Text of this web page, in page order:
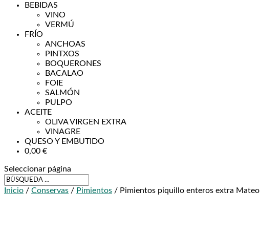
BEBIDAS
VINO
VERMÚ
FRÍO
ANCHOAS
PINTXOS
BOQUERONES
BACALAO
FOIE
SALMÓN
PULPO
ACEITE
OLIVA VIRGEN EXTRA
VINAGRE
QUESO Y EMBUTIDO
0,00 €
Seleccionar página
Inicio / Conservas / Pimientos / Pimientos piquillo enteros extra Mateo